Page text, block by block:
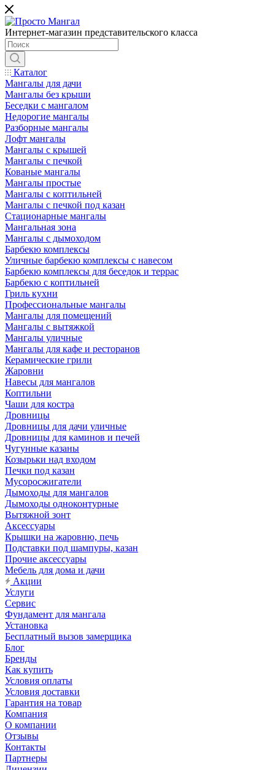
Интернет-магазин представительского класса
Каталог
Мангалы для дачи
Мангалы без крыши
Беседки с мангалом
Недорогие мангалы
Разборные мангалы
Лофт мангалы
Мангалы с крышей
Мангалы с печкой
Кованые мангалы
Мангалы простые
Мангалы с коптильней
Мангалы с печкой под казан
Стационарные мангалы
Мангальная зона
Мангалы с дымоходом
Барбекю комплексы
Уличные барбекю комплексы с навесом
Барбекю комплексы для беседок и террас
Барбекю с коптильней
Гриль кухни
Профессиональные мангалы
Мангалы для помещений
Мангалы с вытяжкой
Мангалы уличные
Мангалы для кафе и ресторанов
Керамические грили
Жаровни
Навесы для мангалов
Коптильни
Чаши для костра
Дровницы
Дровницы для дачи уличные
Дровницы для каминов и печей
Чугунные казаны
Козырьки над входом
Печки под казан
Мусоросжигатели
Дымоходы для мангалов
Дымоходы одноконтурные
Вытяжной зонт
Аксессуары
Крышки на жаровню, печь
Подставки под шампуры, казан
Прочие аксессуары
Мебель для дома и дачи
Акции
Услуги
Сервис
Фундамент для мангала
Установка
Бесплатный вызов замерщика
Блог
Бренды
Как купить
Условия оплаты
Условия доставки
Гарантия на товар
Компания
О компании
Отзывы
Контакты
Партнеры